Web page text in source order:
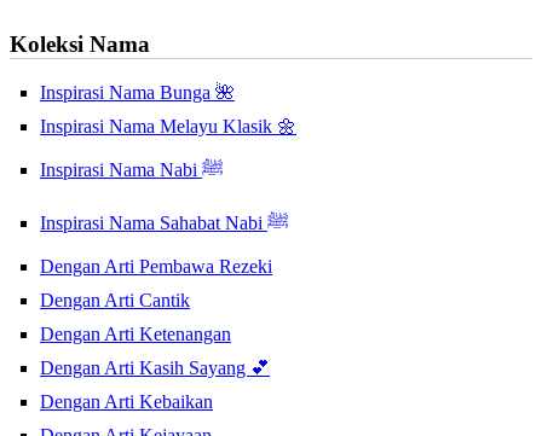
Koleksi Nama
Inspirasi Nama Bunga 🌺
Inspirasi Nama Melayu Klasik 🌼
Inspirasi Nama Nabi ﷺ
Inspirasi Nama Sahabat Nabi ﷺ
Dengan Arti Pembawa Rezeki
Dengan Arti Cantik
Dengan Arti Ketenangan
Dengan Arti Kasih Sayang 💕
Dengan Arti Kebaikan